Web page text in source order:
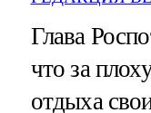
Глава
что за
отдыха